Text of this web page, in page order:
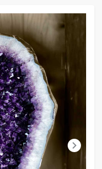
chevron_right